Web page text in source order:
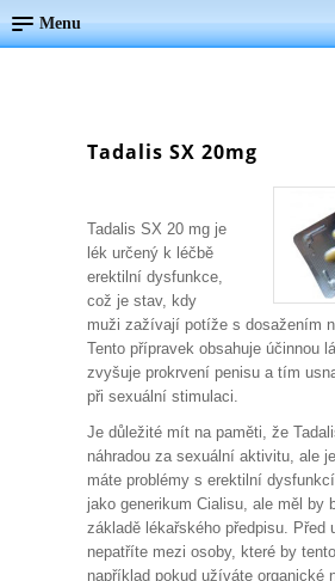
Menu
Tadalis SX 20mg
Tadalis SX 20 mg je
lék určený k léčbě
erektilní dysfunkce,
což je stav, kdy
muži zažívají potíže s dosažením
Tento přípravek obsahuje účinnou
zvyšuje prokrvení penisu a tím
při sexuální stimulaci.
Je důležité mít na paměti, že
náhradou za sexuální aktivitu, ale
máte problémy s erektilní
jako generikum Cialisu, ale měl by
základě lékařského předpisu. Před
nepatříte mezi osoby, které by
například pokud užíváte organické